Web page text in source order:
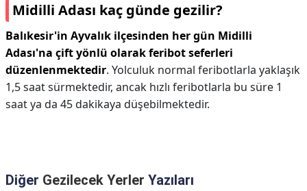
Midilli Adası kaç günde gezilir?
Balıkesir'in Ayvalık ilçesinden her gün Midilli
Adası'na çift yönlü olarak feribot seferleri
düzenlenmektedir. Yolculuk normal feribotlarla yaklaşık
1,5 saat sürmektedir, ancak hızlı feribotlarla bu süre 1
saat ya da 45 dakikaya düşebilmektedir.
Diğer Gezilecek Yerler Yazıları